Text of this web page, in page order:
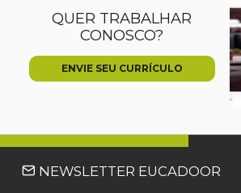
QUER TRABALHAR
CONOSCO?
ENVIE SEU CURRÍCULO
NEWSLETTER EUCADOOR